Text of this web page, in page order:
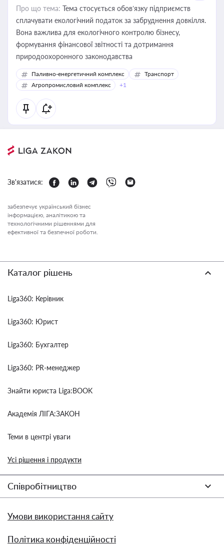
Про що тема: Тема стосується обов’язку підприємств
сплачувати екологічний податок за забруднення довкілля.
Вона важлива для екологічного контролю бізнесу,
формування фінансової звітності та дотримання
природоохоронного законодавства
Паливно-енергетичний комплекс
Транспорт
Агропромисловий комплекс
+1
Зв'язатися:
забезпечує український бізнес
інформацією, аналітикою та
технологічними рішеннями для
ефективної та безпечної роботи.
Каталог рішень
Liga360: Керівник
Liga360: Юрист
Liga360: Бухгалтер
Liga360: PR-менеджер
Знайти юриста Liga:BOOK
Академія ЛІГА:ЗАКОН
Теми в центрі уваги
Усі рішення і продукти
Співробітництво
Умови використання сайту
Політика конфіденційності